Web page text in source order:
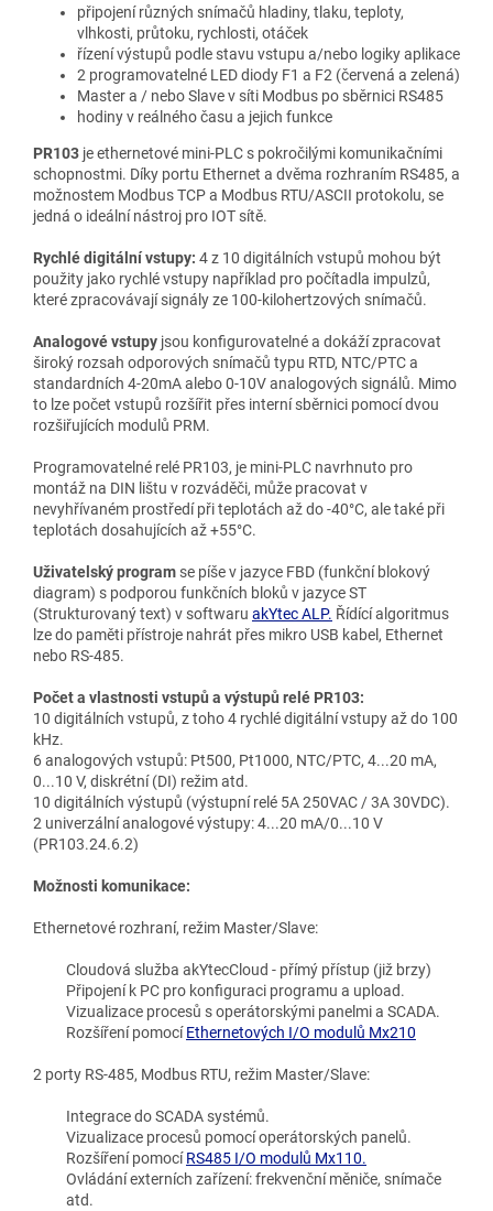
připojení různých snímačů hladiny, tlaku, teploty,
vlhkosti, průtoku, rychlosti, otáček
řízení výstupů podle stavu vstupu a/nebo logiky aplikace
2 programovatelné LED diody F1 a F2 (červená a zelená)
Master a / nebo Slave v síti Modbus po sběrnici RS485
hodiny v reálného času a jejich funkce
PR103 je ethernetové mini-PLC s pokročilými komunikačními
schopnostmi. Díky portu Ethernet a dvěma rozhraním RS485, a
možnostem Modbus TCP a Modbus RTU/ASCII protokolu, se
jedná o ideální nástroj pro IOT sítě.
Rychlé digitální vstupy: 4 z 10 digitálních vstupů mohou být
použity jako rychlé vstupy například pro počítadla impulzů,
které zpracovávají signály ze 100-kilohertzových snímačů.
Analogové vstupy jsou konfigurovatelné a dokáží zpracovat
široký rozsah odporových snímačů typu RTD, NTC/PTC a
standardních 4-20mA alebo 0-10V analogových signálů. Mimo
to lze počet vstupů rozšířit přes interní sběrnici pomocí dvou
rozšiřujících modulů PRM.
Programovatelné relé PR103, je mini-PLC navrhnuto pro
montáž na DIN lištu v rozváděči, může pracovat v
nevyhřívaném prostředí při teplotách až do -40°C, ale také při
teplotách dosahujících až +55°C.
Uživatelský program se píše v jazyce FBD (funkční blokový
diagram) s podporou funkčních bloků v jazyce ST
(Strukturovaný text) v softwaru akYtec ALP. Řídící algoritmus
lze do paměti přístroje nahrát přes mikro USB kabel, Ethernet
nebo RS-485.
Počet a vlastnosti vstupů a výstupů relé PR103:
10 digitálních vstupů, z toho 4 rychlé digitální vstupy až do 100
kHz.
6 analogových vstupů: Pt500, Pt1000, NTC/PTC, 4...20 mA,
0...10 V, diskrétní (DI) režim atd.
10 digitálních výstupů (výstupní relé 5A 250VAC / 3A 30VDC).
2 univerzální analogové výstupy: 4...20 mA/0...10 V
(PR103.24.6.2)
Možnosti komunikace:
Ethernetové rozhraní, režim Master/Slave:
Cloudová služba akYtecCloud - přímý přístup (již brzy)
Připojení k PC pro konfiguraci programu a upload.
Vizualizace procesů s operátorskými panelmi a SCADA.
Rozšíření pomocíEthernetových I/O modulů Mx210
2 porty RS-485, Modbus RTU, režim Master/Slave:
Integrace do SCADA systémů.
Vizualizace procesů pomocí operátorských panelů.
Rozšíření pomocíRS485 I/O modulů Mx110.
Ovládání externích zařízení: frekvenční měniče, snímače
atd.